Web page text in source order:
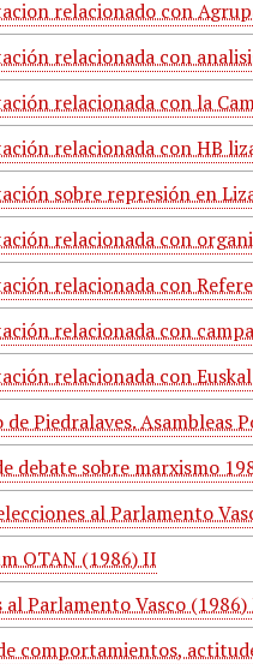
relacionado con
relacionada con
relacionada con la
relacionada con HB
sobre represión en
relacionada con
relacionada con
relacionada con
relacionada con
Piedralaves. Asambleas
debate sobre marxismo
al Parlamento
OTAN (1986) II
al Parlamento Vasco
comportamientos,